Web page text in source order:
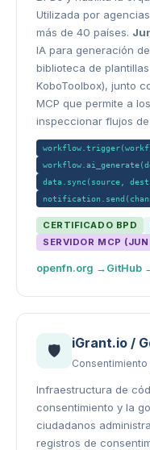
Utilizada por
más de 40 países.
IA para generación
biblioteca de plantillas
KoboToolbox), junto
MCP que permite a
inspeccionar flujos
data.sync(source,
CERTIFICADO BPD
SERVIDOR MCP
openfn.org → GitHub
🛡️ iGrant.io /
Consentimiento
Infraestructura de
consentimiento y la
ciudadanos
registros de